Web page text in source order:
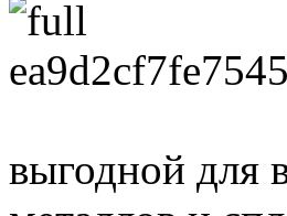
выгодной для